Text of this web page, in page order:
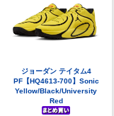
ジョーダン テイタム4
PF【HQ4613-700】Sonic
Yellow/Black/University
Red